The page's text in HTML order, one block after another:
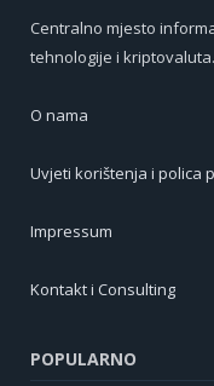
Centralno mjesto
tehnologije i kriptovaluta.
O nama
Uvjeti korištenja i polica
Impressum
Kontakt i Consulting
POPULARNO